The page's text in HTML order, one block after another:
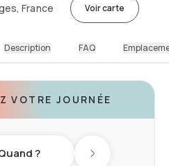
France Voir carte
Description FAQ
VOTRE JOURNÉE
? Next day